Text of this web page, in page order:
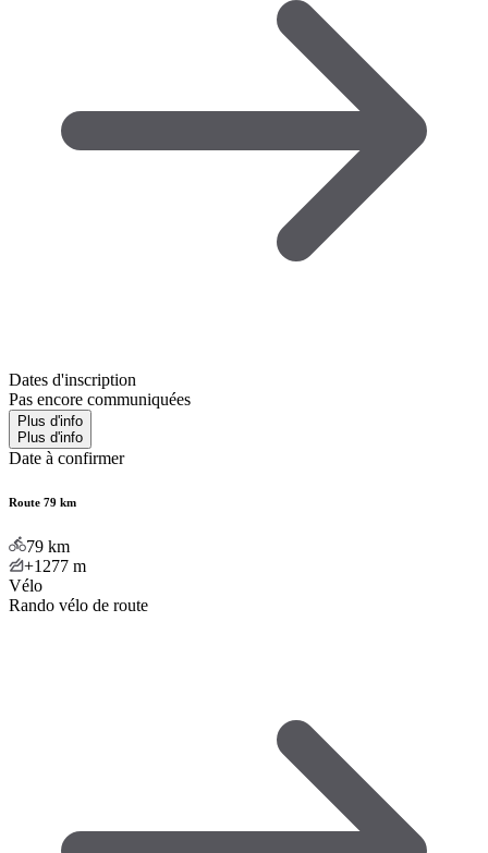
Dates d'inscription
Pas encore communiquées
Plus d'info
Plus d'info
Date à confirmer
Route 79 km
79 km
+1277 m
Vélo
Rando vélo de route